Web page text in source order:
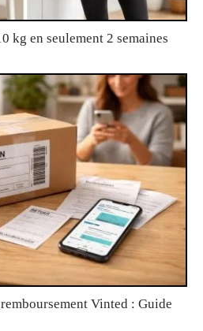
kg en seulement 2 semaines
Vinted : Guide